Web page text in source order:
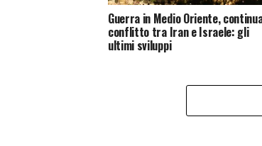
Guerra in Medio Oriente,
conflitto tra Iran e Israele: gli
ultimi sviluppi